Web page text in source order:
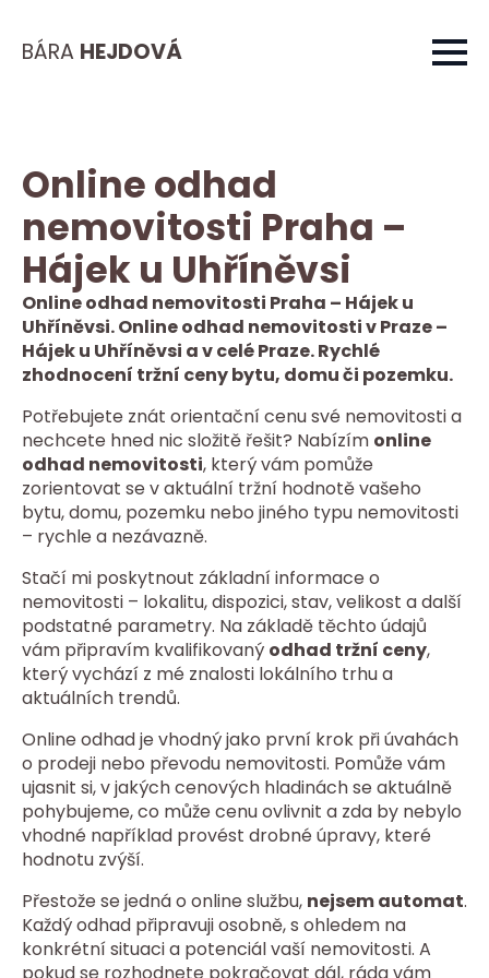
BÁRA HEJDOVÁ
Online odhad
nemovitosti Praha –
Hájek u Uhříněvsi
Online odhad nemovitosti Praha – Hájek u
Uhříněvsi. Online odhad nemovitosti v Praze –
Hájek u Uhříněvsi a v celé Praze. Rychlé
zhodnocení tržní ceny bytu, domu či pozemku.
Potřebujete znát orientační cenu své nemovitosti a
nechcete hned nic složitě řešit? Nabízím online
odhad nemovitosti, který vám pomůže
zorientovat se v aktuální tržní hodnotě vašeho
bytu, domu, pozemku nebo jiného typu nemovitosti
– rychle a nezávazně.
Stačí mi poskytnout základní informace o
nemovitosti – lokalitu, dispozici, stav, velikost a další
podstatné parametry. Na základě těchto údajů
vám připravím kvalifikovaný odhad tržní ceny,
který vychází z mé znalosti lokálního trhu a
aktuálních trendů.
Online odhad je vhodný jako první krok při úvahách
o prodeji nebo převodu nemovitosti. Pomůže vám
ujasnit si, v jakých cenových hladinách se aktuálně
pohybujeme, co může cenu ovlivnit a zda by nebylo
vhodné například provést drobné úpravy, které
hodnotu zvýší.
Přestože se jedná o online službu, nejsem automat.
Každý odhad připravuji osobně, s ohledem na
konkrétní situaci a potenciál vaší nemovitosti. A